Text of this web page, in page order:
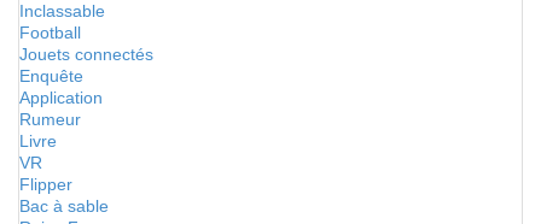
Inclassable
Football
Jouets connectés
Enquête
Application
Rumeur
Livre
VR
Flipper
Bac à sable